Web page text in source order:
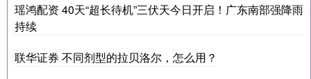
瑶鸿配资 40天“超长待机”三伏天今日开启！广东南部强降雨
持续
联华证券 不同剂型的拉贝洛尔，怎么用？